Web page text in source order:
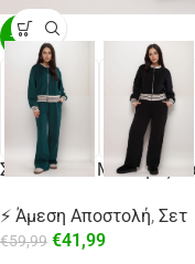
-30%
Σετ Ζακέτα Με Ρίγες
⚡ Άμεση Αποστολή, Σετ
€59,99 €41,99